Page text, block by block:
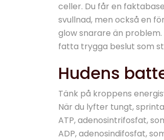
celler. Du får en
svullnad, men också en
glow snarare än
fatta trygga beslut som
Hudens
Tänk på kroppens
När du lyfter tungt,
ATP, adenosintrifosfat,
ADP, adenosindifosfat,